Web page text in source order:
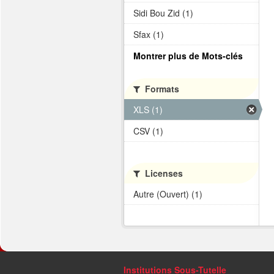
Sidi Bou Zid (1)
Sfax (1)
Montrer plus de Mots-clés
Formats
XLS (1)
CSV (1)
Licenses
Autre (Ouvert) (1)
Institutions Sous-Tutelle